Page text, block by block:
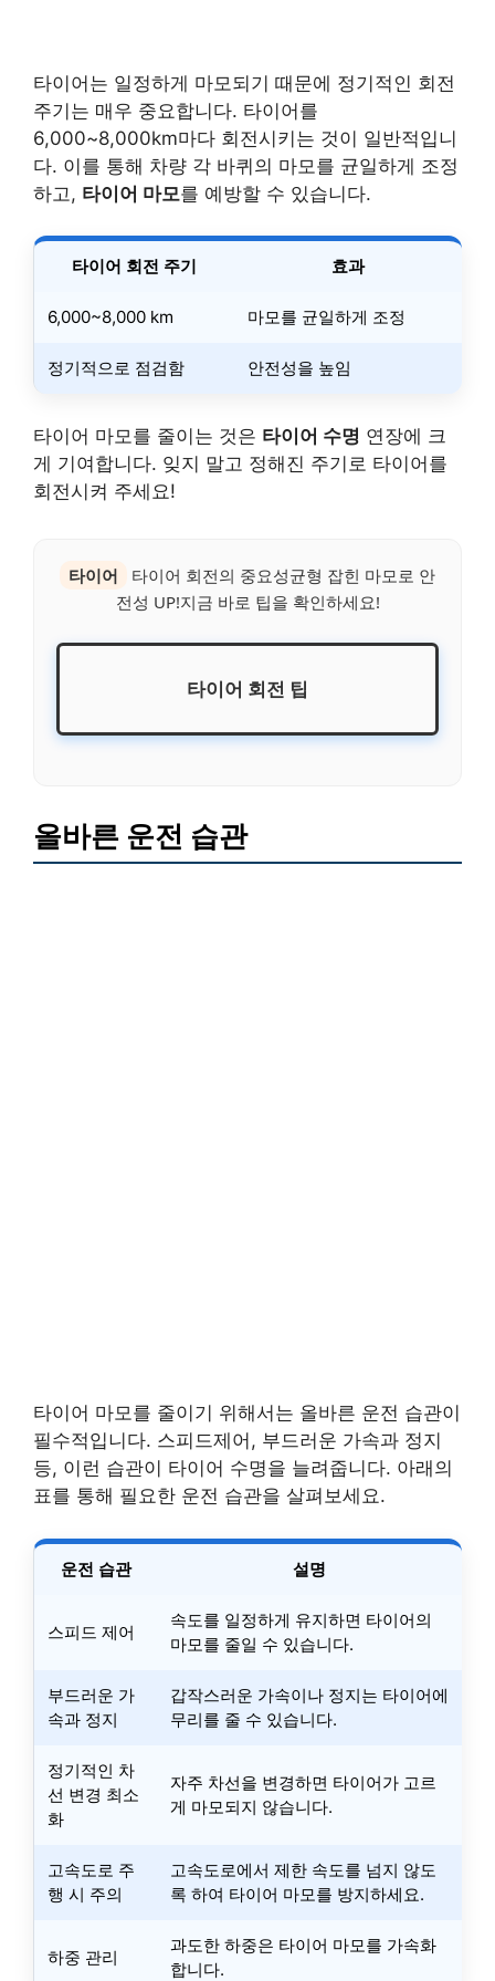
타이어는 일정하게 마모되기 때문에 정기적인 회전
주기는 매우 중요합니다. 타이어를
6,000~8,000km마다 회전시키는 것이 일반적입니
다. 이를 통해 차량 각 바퀴의 마모를 균일하게 조정
하고, 타이어 마모를 예방할 수 있습니다.
타이어 회전 주기 효과
6,000~8,000 km 마모를 균일하게 조정
정기적으로 점검함 안전성을 높임
타이어 마모를 줄이는 것은 타이어 수명 연장에 크
게 기여합니다. 잊지 말고 정해진 주기로 타이어를
회전시켜 주세요!
타이어
타이어 회전의 중요성균형 잡힌 마모로 안
전성 UP!지금 바로 팁을 확인하세요!
타이어 회전 팁
올바른 운전 습관
타이어 마모를 줄이기 위해서는 올바른 운전 습관이
필수적입니다. 스피드제어, 부드러운 가속과 정지
등, 이런 습관이 타이어 수명을 늘려줍니다. 아래의
표를 통해 필요한 운전 습관을 살펴보세요.
운전 습관 설명
스피드 제어
속도를 일정하게 유지하면 타이어의
마모를 줄일 수 있습니다.
부드러운 가
속과 정지
갑작스러운 가속이나 정지는 타이어에
무리를 줄 수 있습니다.
정기적인 차
선 변경 최소
화
자주 차선을 변경하면 타이어가 고르
게 마모되지 않습니다.
고속도로 주
행 시 주의
고속도로에서 제한 속도를 넘지 않도
록 하여 타이어 마모를 방지하세요.
하중 관리
과도한 하중은 타이어 마모를 가속화
합니다.